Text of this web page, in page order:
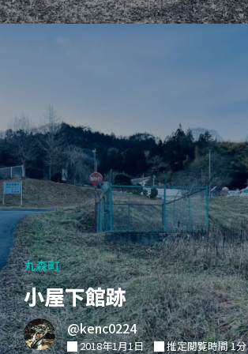
丸森町
小屋下館跡
@kenc0224
2018年1月1日 推定閲覧時間 1分